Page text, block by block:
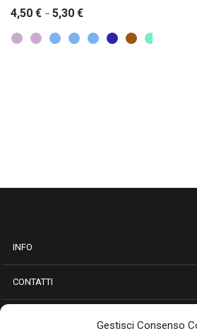
Gestisci Consenso
4,50 € – 5,30 €
INFO
CONTATTI